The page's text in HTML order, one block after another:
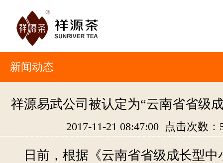
新闻动态
祥源易武公司被认定为“云南省省级
2017-11-21 08:47:00 点击次数：
日前，根据《云南省省级成长型中